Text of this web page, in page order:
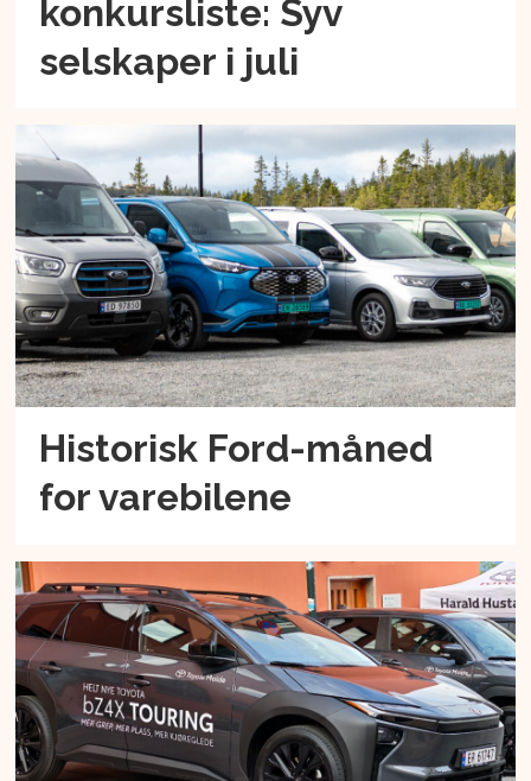
konkursliste: Syv
selskaper i juli
Historisk Ford-måned
for varebilene